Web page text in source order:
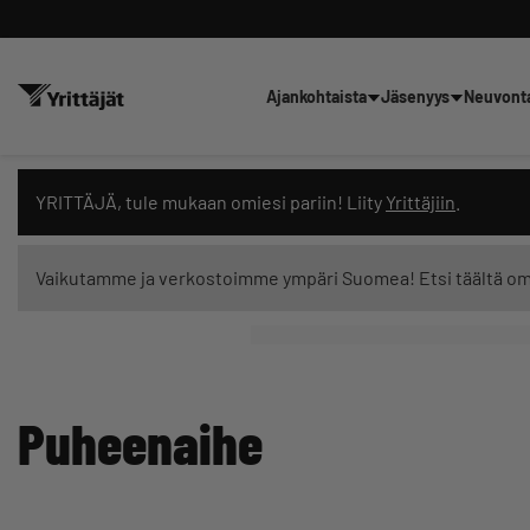
Ajankohtaista Jäsenyys
YRITTÄJÄ, tule mukaan omiesi pariin! Liity Yrittäjiin
Vaikutamme ja verkostoimme ympäri Suomea! Etsi täältä
Puheenaihe
Hae sivustolta tai kysy